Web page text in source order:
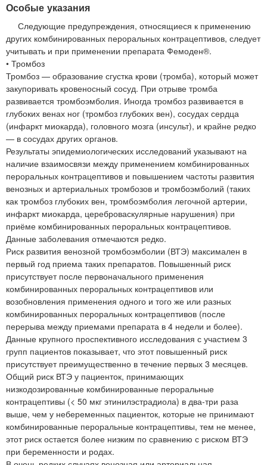
Особые указания
Следующие предупреждения, относящиеся к применению
других комбинированных пероральных контрацептивов, следует
учитывать и при применении препарата Фемоден®.
• Тромбоз
Тромбоз — образование сгустка крови (тромба), который может
закупоривать кровеносный сосуд. При отрыве тромба
развивается тромбоэмболия. Иногда тромбоз развивается в
глубоких венах ног (тромбоз глубоких вен), сосудах сердца
(инфаркт миокарда), головного мозга (инсульт), и крайне редко
— в сосудах других органов.
Результаты эпидемиологических исследований указывают на
наличие взаимосвязи между применением комбинированных
пероральных контрацептивов и повышением частоты развития
венозных и артериальных тромбозов и тромбоэмболий (таких
как тромбоз глубоких вен, тромбоэмболия легочной артерии,
инфаркт миокарда, цереброваскулярные нарушения) при
приёме комбинированных пероральных контрацептивов.
Данные заболевания отмечаются редко.
Риск развития венозной тромбоэмболии (ВТЭ) максимален в
первый год приема таких препаратов. Повышенный риск
присутствует после первоначального применения
комбинированных пероральных контрацептивов или
возобновления применения одного и того же или разных
комбинированных пероральных контрацептивов (после
перерыва между приемами препарата в 4 недели и более).
Данные крупного проспективного исследования с участием 3
групп пациентов показывает, что этот повышенный риск
присутствует преимущественно в течение первых 3 месяцев.
Общий риск ВТЭ у пациенток, принимающих
низкодозированные комбинированные пероральные
контрацептивы (< 50 мкг этинилэстрадиола) в два-три раза
выше, чем у небеременных пациенток, которые не принимают
комбинированные пероральные контрацептивы, тем не менее,
этот риск остается более низким по сравнению с риском ВТЭ
при беременности и родах.